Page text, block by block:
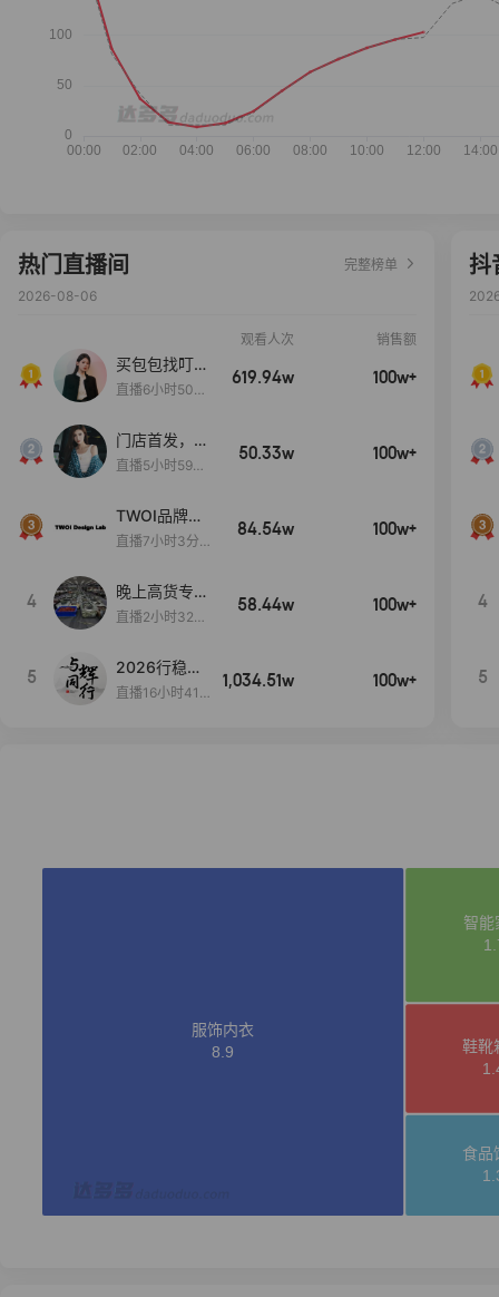
热门直播间
完整榜单
2026-08-06
观看人次 销售额
买包包找叮
当,一折购！
直播6小时50分
619.94w 100w+
门店首发，秋
款大上新！！
直播5小时59分
50.33w 100w+
TWOI品牌直
播间新款上
直播7小时3分5
84.54w 100w+
4
晚上高货专场
大放漏
直播2小时32分
58.44w 100w+
5
2026行稳致
远
直播16小时41
1,034.51w 100w+
抖
4
5